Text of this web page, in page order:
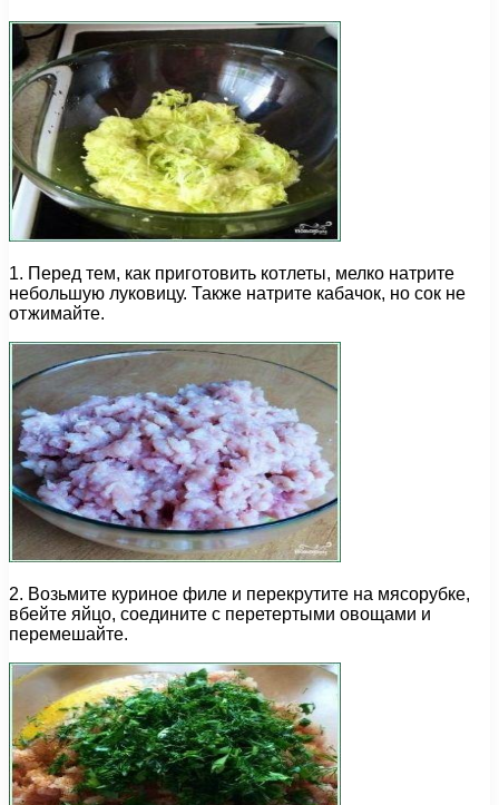
1. Перед тем, как приготовить котлеты, мелко натрите
небольшую луковицу. Также натрите кабачок, но сок не
отжимайте.
2. Возьмите куриное филе и перекрутите на мясорубке,
вбейте яйцо, соедините с перетертыми овощами и
перемешайте.